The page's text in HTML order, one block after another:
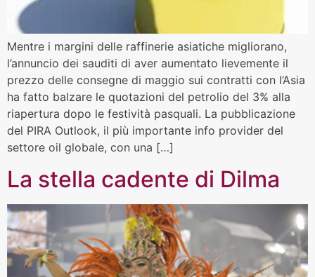
Mentre i margini delle raffinerie asiatiche migliorano,
l’annuncio dei sauditi di aver aumentato lievemente il
prezzo delle consegne di maggio sui contratti con l’Asia
ha fatto balzare le quotazioni del petrolio del 3% alla
riapertura dopo le festività pasquali. La pubblicazione
del PIRA Outlook, il più importante info provider del
settore oil globale, con una […]
La stella cadente di Dilma